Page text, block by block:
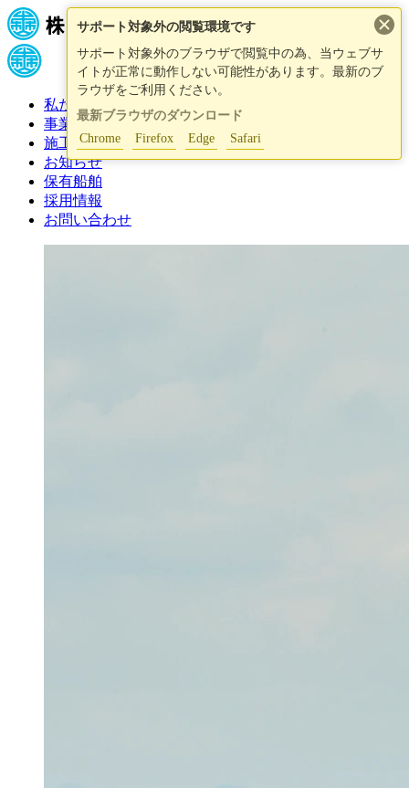
サポート対象外の閲覧環境です
サポート対象外のブラウザで閲覧中の為、当ウェブサ
イトが正常に動作しない可能性があります。最新のブ
ラウザをご利用ください。
最新ブラウザのダウンロード
Chrome
Firefox Edge Safari
私たちについて
事業紹介
施工事例
お知らせ
保有船舶
採用情報
お問い合わせ